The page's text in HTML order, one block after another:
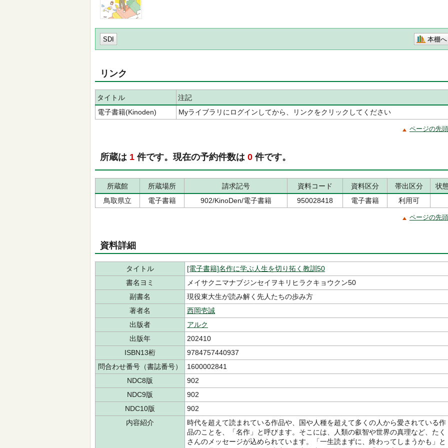
SDI 本棚へ
リンク
タイトル
注記
電子書籍(Kinoden)
Myライブラリにログインしてから、リンクをクリックしてください
ページの先
所蔵は 1 件です。現在の予約件数は 0 件です。
所蔵館 所蔵場所 請求記号 資料コード 資料区分 帯出区分
状
鳥取県立
電子書籍 902/KinoDen/電子書籍 950028418 電子書籍 利用可
ページの先
資料詳細
タイトル
[電子書籍]名作に学ぶ人生を切り拓く教訓50
書名ヨミ
メイサクニマナブジンセイヲキリヒラクキョウクン50
副書名
現役東大生が読み解く先人たちの歩み方
著者名
西岡壱誠
出版者
アルク
出版年
202410
ISBN13桁
9784757440937
問合わせ番号（書誌番号）
1600002841
NDC8版
902
NDC9版
902
NDC10版
902
内容紹介
時代を超えて読まれている作品や、国や人種を超えて多くの人から愛されている作
品のことを、「名作」と呼びます。そこには、人類の叡智や世界の真理など、たく
さんのメッセージが込められています。「一生読まずに、終わってしまうかも」と